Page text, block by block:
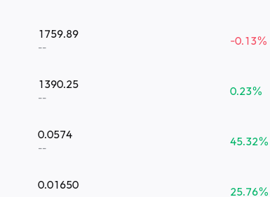
1759.89
-- -0.13%
1390.25
-- 0.23%
0.0574
-- 45.32%
0.01650 25.76%